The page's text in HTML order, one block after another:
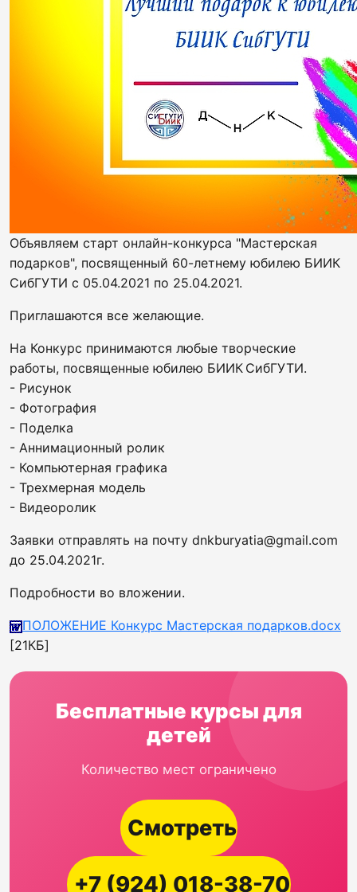
Объявляем старт онлайн-конкурса "Мастерская
подарков", посвященный 60-летнему юбилею БИИК
СибГУТИ с 05.04.2021 по 25.04.2021.
Приглашаются все желающие.
На Конкурс принимаются любые творческие
работы, посвященные юбилею БИИК СибГУТИ.
- Рисунок
- Фотография
- Поделка
- Аннимационный ролик
- Компьютерная графика
- Трехмерная модель
- Видеоролик
Заявки отправлять на почту dnkburyatia@gmail.com
до 25.04.2021г.
Подробности во вложении.
ПОЛОЖЕНИЕ Конкурс Мастерская подарков.docx
[21КБ]
Бесплатные курсы для
детей
Количество мест ограничено
Смотреть
+7 (924) 018-38-70